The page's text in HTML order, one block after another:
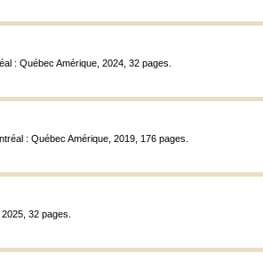
: Québec Amérique, 2024, 32 pages.
: Québec Amérique, 2019, 176 pages.
32 pages.